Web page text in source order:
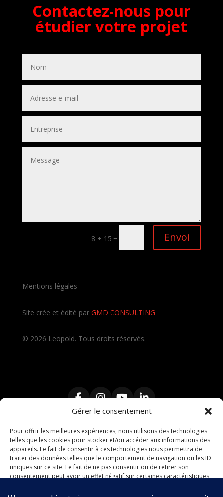
Gérer le consentement
Pour offrir les meilleures expériences, nous utilisons des technologies
telles que les cookies pour stocker et/ou accéder aux informations des
appareils. Le fait de consentir à ces technologies nous permettra de
traiter des données telles que le comportement de navigation ou les ID
uniques sur ce site. Le fait de ne pas consentir ou de retirer son
consentement peut avoir un effet négatif sur certaines caractéristiques
Contactez-nous pour
étudier votre projet
8 + 15 = Envoi
Mentions légales
Site crée et édité par GMD CONSULTING
© 2026 Leopold. Tous droits réservés.
Contractant Général,Travaux clé en main,Architecte,
Maître d’œuvre,décorateur intérieur, rénovation de
maison, rénovation d’appartement,cuisine sur mesure
salle de bain,dressing sur mesure,extension de